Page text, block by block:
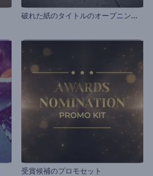
破
れた紙のタイトルのオープニング動画
受賞候補のプロモセット